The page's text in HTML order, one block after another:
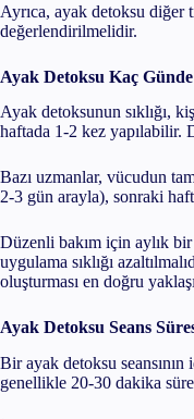
Ayrıca, ayak detoksu diğer
değerlendirilmelidir.
Ayak Detoksu Kaç Günde
Ayak detoksunun sıklığı,
haftada 1-2 kez yapılabilir.
Bazı uzmanlar, vücudun
2-3 gün arayla), sonraki
Düzenli bakım için aylık
uygulama sıklığı
oluşturması en doğru
Ayak Detoksu Seans
Bir ayak detoksu
genellikle 20-30 dakika